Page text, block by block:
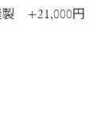
製 +21,000円